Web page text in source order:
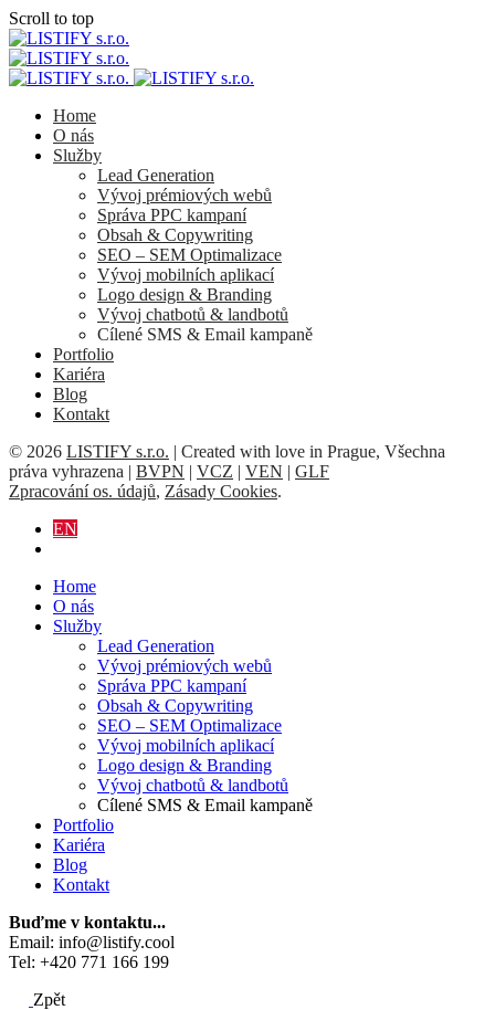
Scroll to top
Skip
to
content
Home
O nás
Služby
Lead Generation
Vývoj prémiových webů
Správa PPC kampaní
Obsah & Copywriting
SEO – SEM Optimalizace
Vývoj mobilních aplikací
Logo design & Branding
Vývoj chatbotů & landbotů
Cílené SMS & Email kampaně
Portfolio
Kariéra
Blog
Kontakt
© 2026 LISTIFY s.r.o. | Created with love in Prague, Všechna
práva vyhrazena | BVPN | VCZ | VEN | GLF
Zpracování os. údajů, Zásady Cookies.
EN
Home
O nás
Služby
Lead Generation
Vývoj prémiových webů
Správa PPC kampaní
Obsah & Copywriting
SEO – SEM Optimalizace
Vývoj mobilních aplikací
Logo design & Branding
Vývoj chatbotů & landbotů
Cílené SMS & Email kampaně
Portfolio
Kariéra
Blog
Kontakt
Buďme v kontaktu...
Email: info@listify.cool
Tel: +420 771 166 199
Zpět